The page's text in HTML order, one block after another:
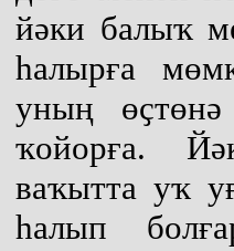
йәки балыҡ
һалырға
уның
ҡойорға.
ваҡытта уҡ
һалып